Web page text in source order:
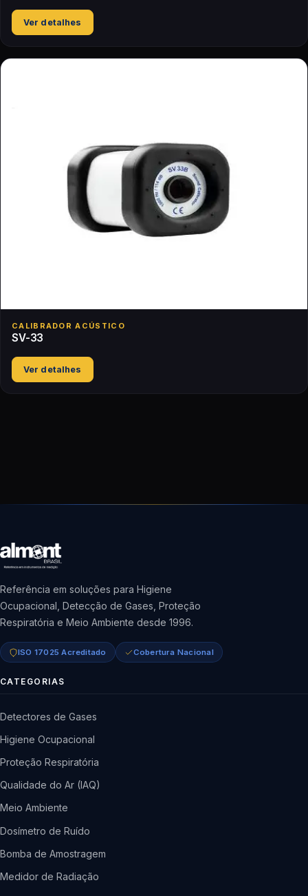
Ver detalhes
CALIBRADOR ACÚSTICO
SV-33
Ver detalhes
Referência em soluções para Higiene
Ocupacional, Detecção de Gases, Proteção
Respiratória e Meio Ambiente desde 1996.
ISO 17025 Acreditado Cobertura Nacional
CATEGORIAS
Detectores de Gases
Higiene Ocupacional
Proteção Respiratória
Qualidade do Ar (IAQ)
Meio Ambiente
Dosímetro de Ruído
Bomba de Amostragem
Medidor de Radiação